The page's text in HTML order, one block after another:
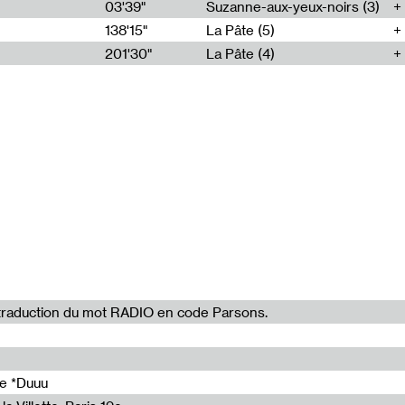
28'00"
In Computing
37'11"
believe in computing
28'03"
03'39"
Suzanne-aux-yeux-noirs (3)
138'15"
La Pâte (5)
201'30" La Pâte (4)
du mot RADIO en code Parsons.
*Duuu